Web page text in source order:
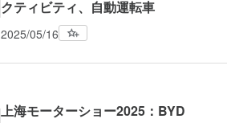
クティビティ、自動運転車
2025/05/16
上海モーターショー2025：BYD